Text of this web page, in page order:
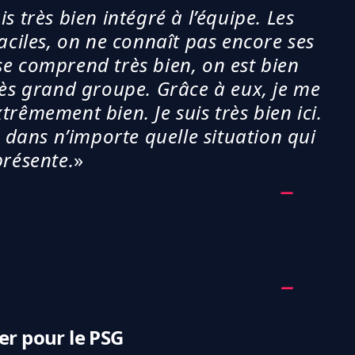
très bien intégré à l’équipe. Les
on ne connaît pas encore ses
comprend très bien, on est bien
grand groupe. Grâce à eux, je me
bien. Je suis très bien ici.
dans n’importe quelle situation qui
»
pour le PSG